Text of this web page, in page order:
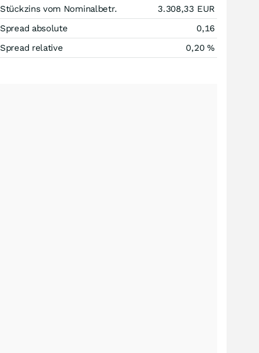
Stückzins vom Nominalbetr.
3.308,33 EUR
Spread absolute
0,16
Spread relative
0,20 %